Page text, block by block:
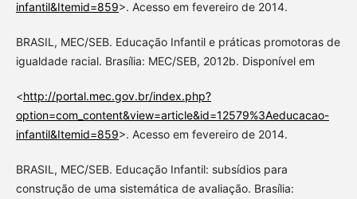
infantil&Itemid=859>. Acesso em fevereiro de 2014.
BRASIL, MEC/SEB. Educação Infantil e práticas promotoras de
igualdade racial. Brasília: MEC/SEB, 2012b. Disponível em
<http://portal.mec.gov.br/index.php?
option=com_content&view=article&id=12579%3Aeducacao-
infantil&Itemid=859>. Acesso em fevereiro de 2014.
BRASIL, MEC/SEB. Educação Infantil: subsídios para
construção de uma sistemática de avaliação. Brasília: